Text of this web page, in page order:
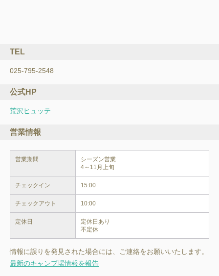
TEL
025-795-2548
公式HP
荒沢ヒュッテ
営業情報
営業期間
シーズン営業
4～11月上旬
チェックイン 15:00
チェックアウト 10:00
定休日
定休日あり
不定休
情報に誤りを発見された場合には、ご連絡をお願いいたします。
最新のキャンプ場情報を報告